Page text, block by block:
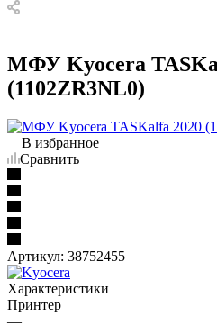
МФУ Kyocera
(1102ZR3NL0)
В избранное
Сравнить
Артикул: 38752455
Характеристики
Принтер
—